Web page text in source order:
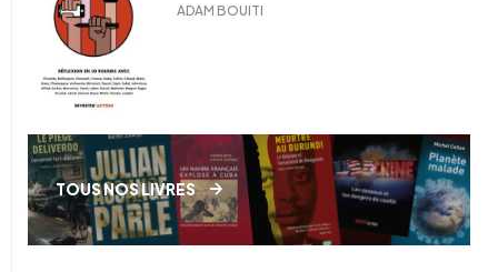
ADAM BOUITI
TOUS NOS LIVRES